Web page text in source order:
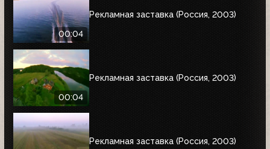
00:04
Рекламная заставка (Россия, 2003)
00:04
Рекламная заставка (Россия, 2003)
Рекламная заставка (Россия, 2003)